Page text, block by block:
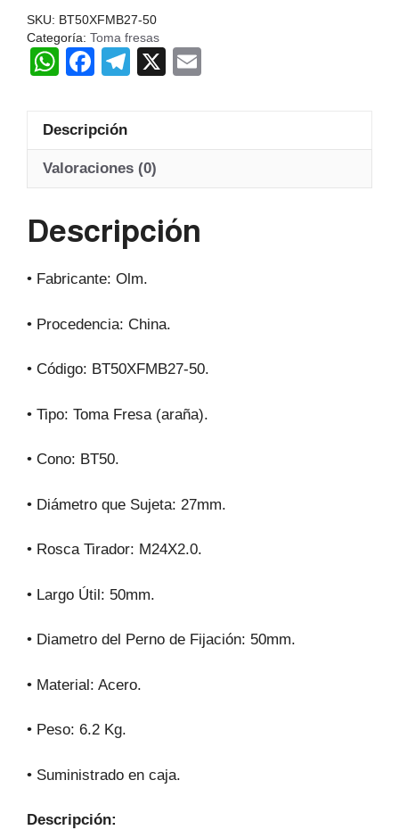
QUE
SUJETA
27MM
cantidad
SKU: BT50XFMB27-50
Categoría: Toma fresas
W
at
s
A
p
F
c
e
b
o
T
gr
a
X
Descripción
Valoraciones (0)
Descripción
• Fabricante: Olm.
• Procedencia: China.
• Código: BT50XFMB27-50.
• Tipo: Toma Fresa (araña).
• Cono: BT50.
• Diámetro que Sujeta: 27mm.
• Rosca Tirador: M24X2.0.
• Largo Útil: 50mm.
• Diametro del Perno de Fijación: 50mm.
• Material: Acero.
• Peso: 6.2 Kg.
• Suministrado en caja.
Descripción: